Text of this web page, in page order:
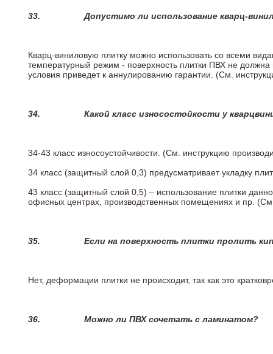
33.Допустимо ли использование кварц-
Кварц-виниловую плитку можно использовать со всеми
температурный режим - поверхность плитки ПВХ не
условия приведет к аннулированию гарантии. (См.
34. Какой класс износостойкости у
34-43 класс износоустойчивости. (См. инструкцию
34 класс (защитный слой 0,3) предусматривает укладку
43 класс (защитный слой 0,5) – использование плитки
офисных центрах, производственных помещениях и пр.
35. Если на поверхность плитки пролить
Нет, деформации плитки не происходит, так как это
36. Можно ли ПВХ сочетать с ламинатом?